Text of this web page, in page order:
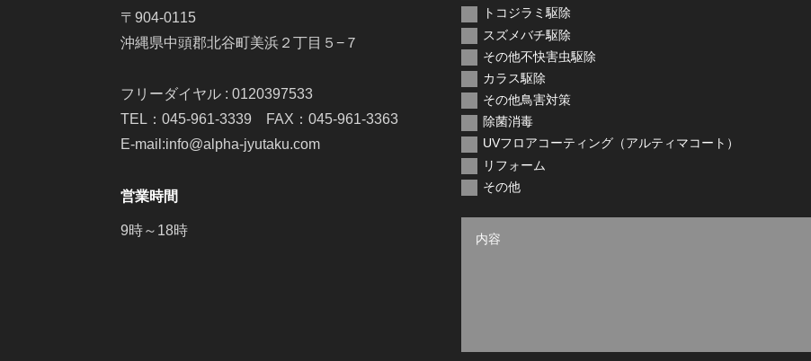
〒904-0115
沖縄県中頭郡北谷町美浜２丁目５−７
フリーダイヤル : 0120397533
TEL：045-961-3339 FAX：045-961-3363
E-mail:info@alpha-jyutaku.com
営業時間
9時～18時
トコジラミ駆除
スズメバチ駆除
その他不快害虫駆除
カラス駆除
その他鳥害対策
除菌消毒
UVフロアコーティング（アルティマコート）
リフォーム
その他